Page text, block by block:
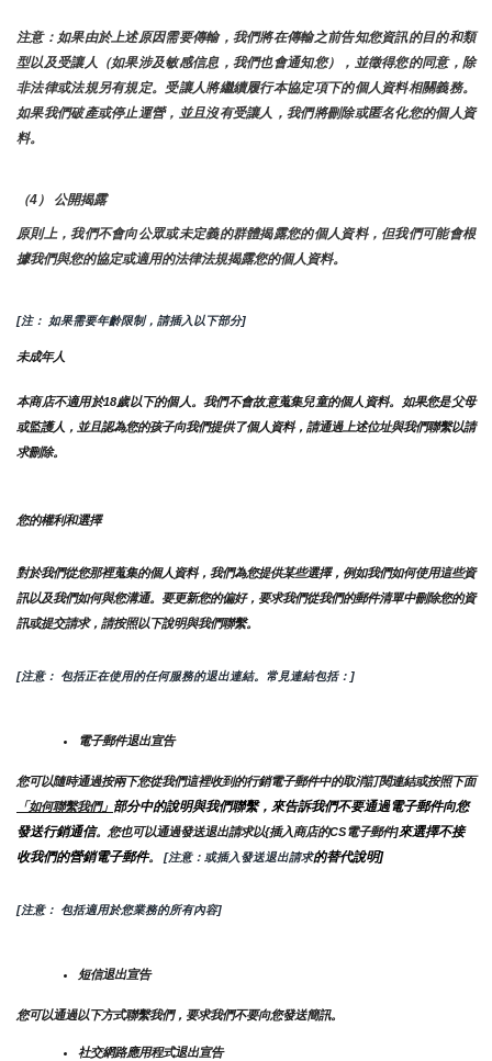
注意：如果由於上述原因需要傳輸，我們將在傳輸之前告知您資訊的目的和類
型以及受讓人（如果涉及敏感信息，我們也會通知您），並徵得您的同意，除
非法律或法規另有規定。受讓人將繼續履行本協定項下的個人資料相關義務。
如果我們破產或停止運營，並且沒有受讓人，我們將刪除或匿名化您的個人資
料。
（4） 公開揭露
原則上，我們不會向公眾或未定義的群體揭露您的個人資料，但我們可能會根
據我們與您的協定或適用的法律法規揭露您的個人資料。
[注： 如果需要年齡限制，請插入以下部分]
未成年人
本商店不適用於18歲以下的個人。我們不會故意蒐集兒童的個人資料。如果您是父母
或監護人，並且認為您的孩子向我們提供了個人資料，請通過上述位址與我們聯繫以請
求刪除。
您的權利和選擇
對於我們從您那裡蒐集的個人資料，我們為您提供某些選擇，例如我們如何使用這些資
訊以及我們如何與您溝通。要更新您的偏好，要求我們從我們的郵件清單中刪除您的資
訊或提交請求，請按照以下說明與我們聯繫。
[注意： 包括正在使用的任何服務的退出連結。常見連結包括：]
電子郵件退出宣告
您可以隨時通過按兩下您從我們這裡收到的行銷電子郵件中的取消訂閱連結或按照下面
「如何聯繫我們」 部分中的說明與我們聯繫，來告訴我們不要通過電子郵件向您
發送行銷通信。您也可以通過發送退出請求以{插入商店的CS電子郵件]來選擇不接
收我們的營銷電子郵件。 [注意：或插入發送退出請求的替代說明]
[注意： 包括適用於您業務的所有內容]
短信退出宣告
您可以通過以下方式聯繫我們，要求我們不要向您發送簡訊。
社交網路應用程式退出宣告